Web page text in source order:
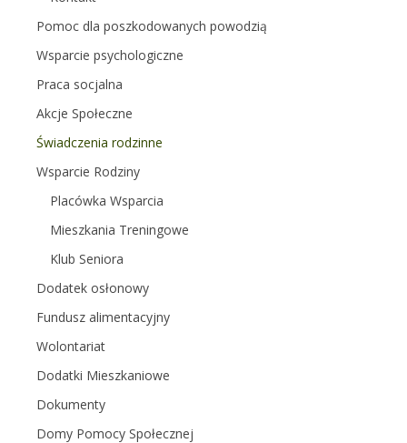
Pomoc dla poszkodowanych powodzią
Wsparcie psychologiczne
Praca socjalna
Akcje Społeczne
Świadczenia rodzinne
Wsparcie Rodziny
Placówka Wsparcia
Mieszkania Treningowe
Klub Seniora
Dodatek osłonowy
Fundusz alimentacyjny
Wolontariat
Dodatki Mieszkaniowe
Dokumenty
Domy Pomocy Społecznej